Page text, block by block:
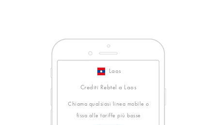
Laos
Crediti Rebtel a Laos
Chiama qualsiasi linea mobile o
fissa alle tariffe più basse